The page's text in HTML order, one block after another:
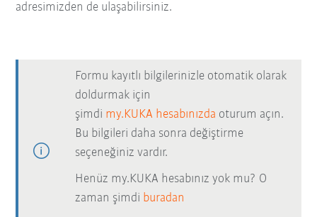
adresimizden de ulaşabilirsiniz.
Formu kayıtlı bilgilerinizle otomatik olarak
doldurmak için
şimdi my.KUKA hesabınızda oturum açın.
Bu bilgileri daha sonra değiştirme
seçeneğiniz vardır.
Henüz my.KUKA hesabınız yok mu? O
zaman şimdi buradan